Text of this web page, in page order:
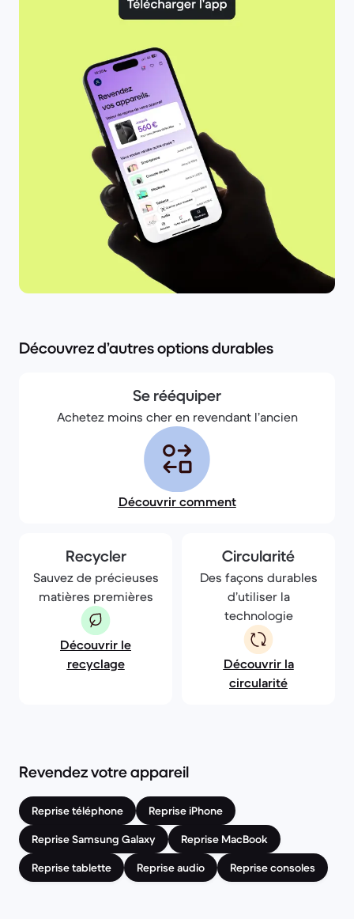
Découvrez d’autres options durables
Se rééquiper
Achetez moins cher en revendant l’ancien
Découvrir comment
Recycler
Sauvez de précieuses
matières premières
Découvrir le
recyclage
Circularité
Des façons durables
d’utiliser la
technologie
Découvrir la
circularité
Revendez votre appareil
Reprise téléphone
Reprise iPhone
Reprise Samsung Galaxy
Reprise MacBook
Reprise tablette
Reprise audio Reprise consoles